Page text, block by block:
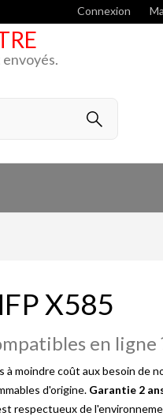
Connexion
X585
en ligne
à moindre coût aux besoin de
d'origine. Garantie 2
respectueux de